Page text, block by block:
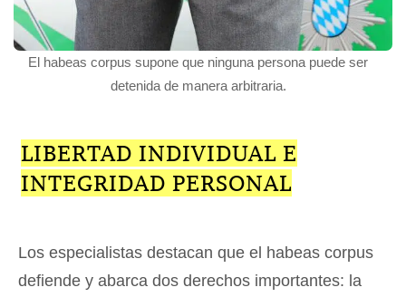
El habeas corpus supone que ninguna persona puede ser
detenida de manera arbitraria.
LIBERTAD INDIVIDUAL E
INTEGRIDAD PERSONAL
Los especialistas destacan que el habeas corpus
defiende y abarca dos derechos importantes: la